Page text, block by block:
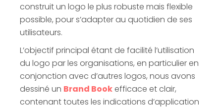
construit un logo le plus robuste mais flexible
possible, pour s’adapter au quotidien de ses
utilisateurs.
L’objectif principal étant de facilité l’utilisation
du logo par les organisations, en particulier en
conjonction avec d’autres logos, nous avons
dessiné un Brand Bookefficace et clair,
contenant toutes les indications d’application